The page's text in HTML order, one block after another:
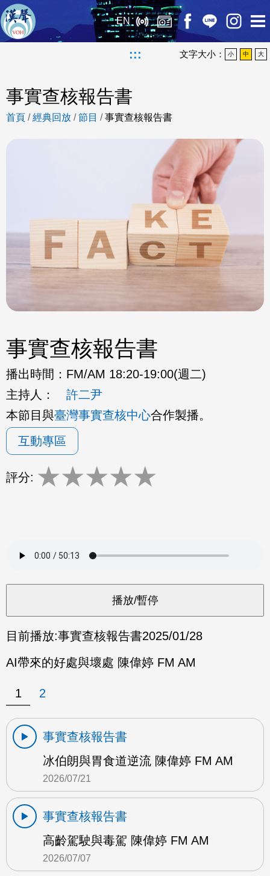
EN
::: 文字大小： 小 中 大
事實查核報告書
首頁 /經典回放 /節目 /事實查核報告書
事實查核報告書
播出時間： FM/AM 18:20-19:00(週二)
主持人：
許二尹
本節目與臺灣事實查核中心合作製播。
互動專區
評分: ★★★★★
目前播放:事實查核報告書2025/01/28
AI帶來的好處與壞處 陳偉婷 FM AM
1 2
事實查核報告書
冰伯朗與胃食道逆流 陳偉婷 FM AM
2026/07/21
事實查核報告書
高齡駕駛與毒駕 陳偉婷 FM AM
2026/07/07